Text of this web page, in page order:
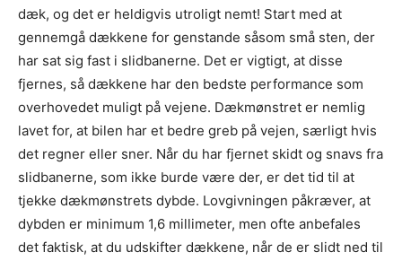
dæk, og det er heldigvis utroligt nemt! Start med at
gennemgå dækkene for genstande såsom små sten, der
har sat sig fast i slidbanerne. Det er vigtigt, at disse
fjernes, så dækkene har den bedste performance som
overhovedet muligt på vejene. Dækmønstret er nemlig
lavet for, at bilen har et bedre greb på vejen, særligt hvis
det regner eller sner. Når du har fjernet skidt og snavs fra
slidbanerne, som ikke burde være der, er det tid til at
tjekke dækmønstrets dybde. Lovgivningen påkræver, at
dybden er minimum 1,6 millimeter, men ofte anbefales
det faktisk, at du udskifter dækkene, når de er slidt ned til